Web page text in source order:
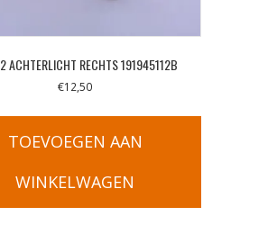
ACHTERLICHT RECHTS 191945112B
€12,50
TOEVOEGEN AAN
WINKELWAGEN